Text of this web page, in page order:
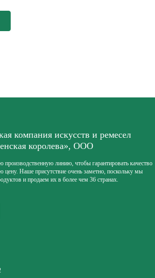
компания искусств и ремесел
королева», ООО
линию, чтобы гарантировать качество
цену. Наше присутствие очень заметно, поскольку мы
и продаем их в более чем 36 странах.